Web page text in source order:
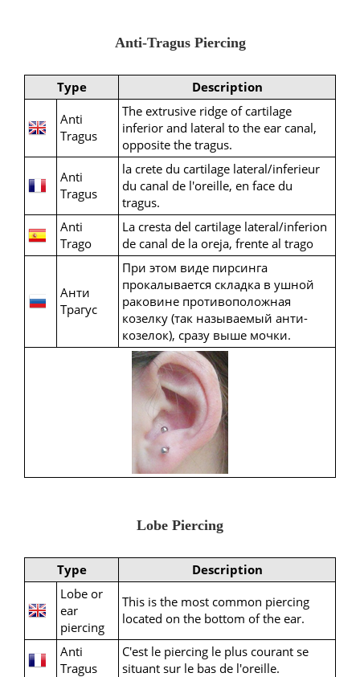
Anti-Tragus Piercing
Type
Description
Anti
Tragus
The extrusive ridge of cartilage
inferior and lateral to the ear canal,
opposite the tragus.
Anti
Tragus
la crete du cartilage lateral/inferieur
du canal de l'oreille, en face du
tragus.
Anti
Trago
La cresta del cartilage lateral/inferion
de canal de la oreja, frente al trago
Анти
Трагус
При этом виде пирсинга
прокалывается складка в ушной
раковине противоположная
козелку (так называемый анти-
козелок), сразу выше мочки.
Lobe Piercing
Type
Description
Lobe or
ear
piercing
This is the most common piercing
located on the bottom of the ear.
Anti
Tragus
C'est le piercing le plus courant se
situant sur le bas de l'oreille.